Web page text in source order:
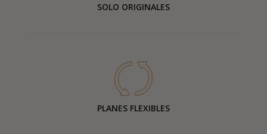
SOLO ORIGINALES
PLANES FLEXIBLES